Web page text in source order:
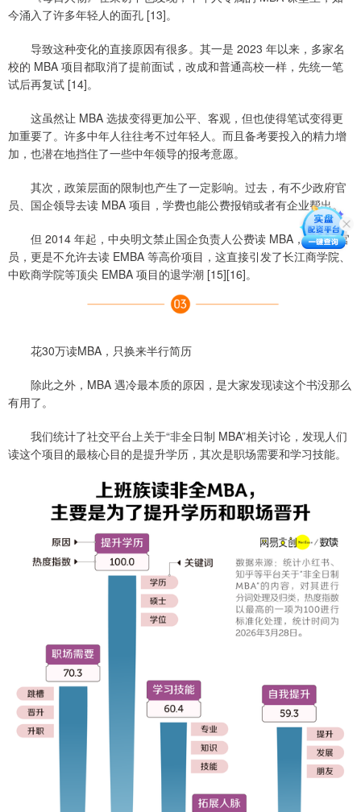
今涌入了许多年轻人的面孔 [13]。
导致这种变化的直接原因有很多。其一是 2023 年以来，多家名
校的 MBA 项目都取消了提前面试，改成和普通高校一样，先统一笔
试后再复试 [14]。
这虽然让 MBA 选拔变得更加公平、客观，但也使得笔试变得更
加重要了。许多中年人往往考不过年轻人。而且备考要投入的精力增
加，也潜在地挡住了一些中年领导的报考意愿。
其次，政策层面的限制也产生了一定影响。过去，有不少政府官
员、国企领导去读 MBA 项目，学费也能公费报销或者有企业帮出。
但 2014 年起，中央明文禁止国企负责人公费读 MBA，对政府官
员，更是不允许去读 EMBA 等高价项目，这直接引发了长江商学院、
中欧商学院等顶尖 EMBA 项目的退学潮 [15][16]。
花30万读MBA，只换来半行简历
除此之外，MBA 遇冷最本质的原因，是大家发现读这个书没那么
有用了。
我们统计了社交平台上关于“非全日制 MBA”相关讨论，发现人们
读这个项目的最核心目的是提升学历，其次是职场需要和学习技能。